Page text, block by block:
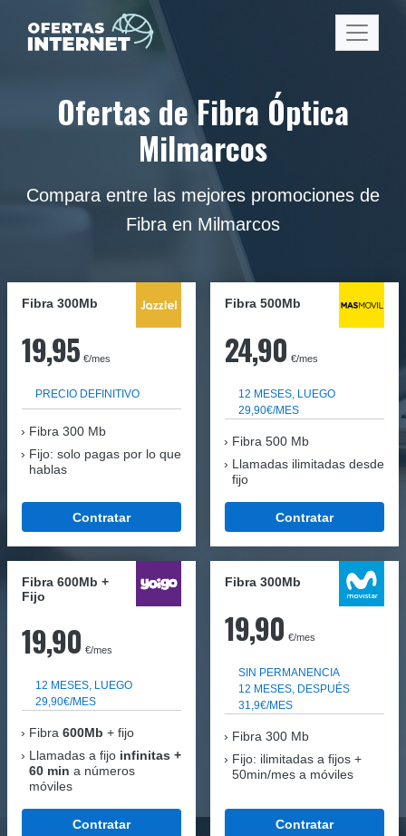
Ofertas de Fibra Óptica
Milmarcos
Compara entre las mejores promociones de
Fibra en Milmarcos
Fibra 300Mb
19,95 €/mes
PRECIO DEFINITIVO
Fibra 300 Mb
Fijo: solo pagas por lo que
hablas
Contratar
Fibra 500Mb
24,90 €/mes
12 MESES, LUEGO
29,90€/MES
Fibra 500 Mb
Llamadas ilimitadas desde
fijo
Contratar
Fibra 600Mb +
Fijo
19,90 €/mes
12 MESES, LUEGO
29,90€/MES
Fibra 600Mb + fijo
Llamadas a fijo infinitas +
60 min a números
móviles
Contratar
Fibra 300Mb
19,90 €/mes
SIN PERMANENCIA
12 MESES, DESPUÉS
31,9€/MES
Fibra 300 Mb
Fijo: ilimitadas a fijos +
50min/mes a móviles
Contratar